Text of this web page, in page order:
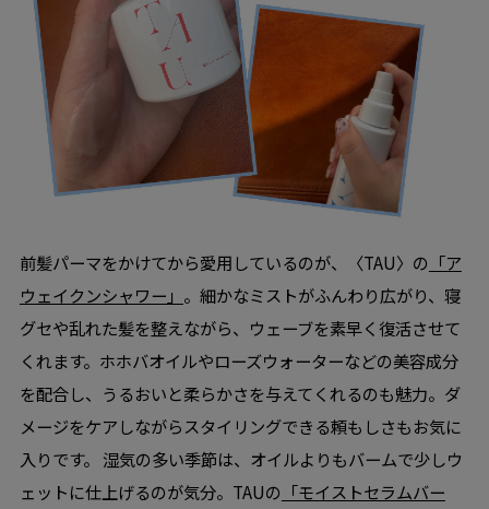
前髪パーマをかけてから愛用しているのが、〈TAU〉の 「ア
ウェイクンシャワー」 。細かなミストがふんわり広がり、寝
グセや乱れた髪を整えながら、ウェーブを素早く復活させて
くれます。ホホバオイルやローズウォーターなどの美容成分
を配合し、うるおいと柔らかさを与えてくれるのも魅力。ダ
メージをケアしながらスタイリングできる頼もしさもお気に
入りです。 湿気の多い季節は、オイルよりもバームで少しウ
ェットに仕上げるのが気分。TAUの 「モイストセラムバー